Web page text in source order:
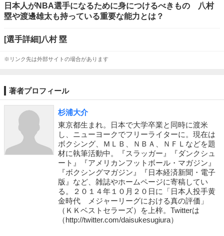
日本人がNBA選手になるために身につけるべきもの 八村
塁や渡邊雄太も持っている重要な能力とは？
[選手詳細]八村 塁
※リンク先は外部サイトの場合があります
著者プロフィール
杉浦大介
東京都生まれ。日本で大学卒業と同時に渡米
し、ニューヨークでフリーライターに。現在は
ボクシング、ＭＬＢ、ＮＢＡ、ＮＦＬなどを題
材に執筆活動中。『スラッガー』『ダンクシュ
ート』『アメリカンフットボール・マガジン』
『ボクシングマガジン』『日本経済新聞・電子
版』など、雑誌やホームページに寄稿してい
る。２０１４年１０月２０日に「日本人投手黄
金時代 メジャーリーグにおける真の評価」
（ＫＫベストセラーズ）を上梓。Twitterは
（http://twitter.com/daisukesugiura）